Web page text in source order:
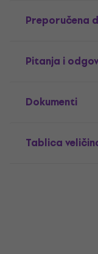
Preporučena
Pitanja i
Dokumenti
Tablica